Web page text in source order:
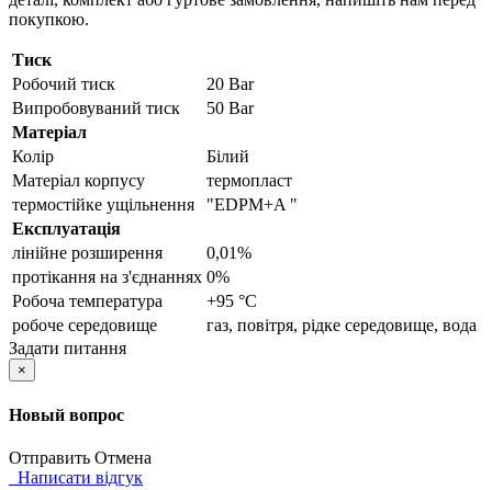
покупкою.
Тиск
Робочий тиск
20 Bar
Випробовуваний тиск
50 Bar
Матеріал
Колір
Білий
Матеріал корпусу
термопласт
термостійке ущільнення
"EDPM+A "
Експлуатація
лінійне розширення
0,01%
протікання на з'єднаннях 0%
Робоча температура
+95 °C
робоче середовище
газ, повітря, рідке середовище, вода
Задати питання
×
Новый вопрос
Отправить Отмена
Написати відгук